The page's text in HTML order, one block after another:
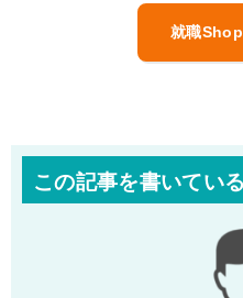
就職
この記事を書いてい